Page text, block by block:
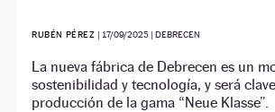
RUBÉN PÉREZ | 17/09/2025 | DEBRECEN
La nueva fábrica de Debrecen es un
sostenibilidad y tecnología, y será
producción de la gama “Neue Klasse”.